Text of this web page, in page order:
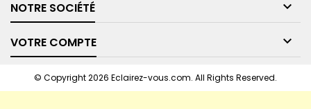
NOTRE SOCIÉTÉ 
VOTRE COMPTE 
© Copyright 2026 Eclairez-vous.com. All Rights Reserved.